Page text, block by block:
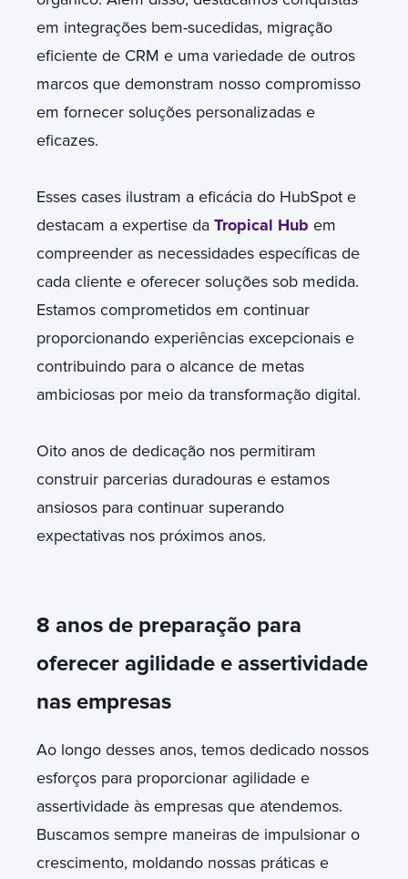
em integrações bem-sucedidas, migração
eficiente de CRM e uma variedade de outros
marcos que demonstram nosso compromisso
em fornecer soluções personalizadas e
eficazes.
Esses cases ilustram a eficácia do HubSpot e
destacam a expertise da Tropical Hub em
compreender as necessidades específicas de
cada cliente e oferecer soluções sob medida.
Estamos comprometidos em continuar
proporcionando experiências excepcionais e
contribuindo para o alcance de metas
ambiciosas por meio da transformação digital.
Oito anos de dedicação nos permitiram
construir parcerias duradouras e estamos
ansiosos para continuar superando
expectativas nos próximos anos.
8 anos de preparação para
oferecer agilidade e assertividade
nas empresas
Ao longo desses anos, temos dedicado nossos
esforços para proporcionar agilidade e
assertividade às empresas que atendemos.
Buscamos sempre maneiras de impulsionar o
crescimento, moldando nossas práticas e